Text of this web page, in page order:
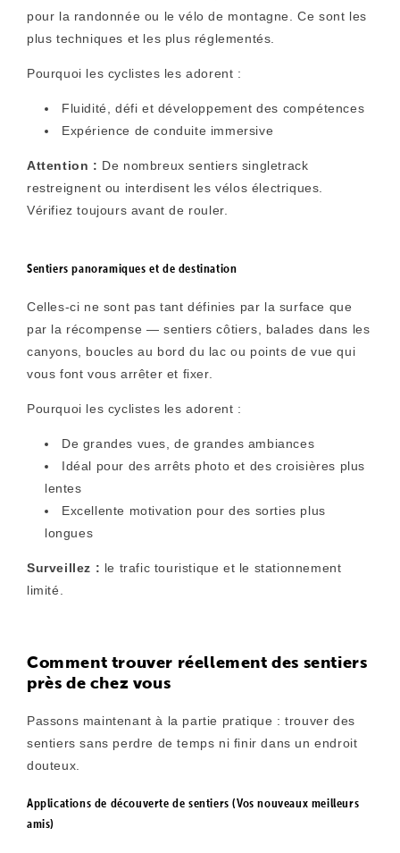
pour la randonnée ou le vélo de montagne. Ce sont les
plus techniques et les plus réglementés.
Pourquoi les cyclistes les adorent :
Fluidité, défi et développement des compétences
Expérience de conduite immersive
Attention : De nombreux sentiers singletrack
restreignent ou interdisent les vélos électriques.
Vérifiez toujours avant de rouler.
Sentiers panoramiques et de destination
Celles-ci ne sont pas tant définies par la surface que
par la récompense — sentiers côtiers, balades dans les
canyons, boucles au bord du lac ou points de vue qui
vous font vous arrêter et fixer.
Pourquoi les cyclistes les adorent :
De grandes vues, de grandes ambiances
Idéal pour des arrêts photo et des croisières plus
lentes
Excellente motivation pour des sorties plus
longues
Surveillez : le trafic touristique et le stationnement
limité.
Comment trouver réellement des sentiers
près de chez vous
Passons maintenant à la partie pratique : trouver des
sentiers sans perdre de temps ni finir dans un endroit
douteux.
Applications de découverte de sentiers (Vos nouveaux meilleurs
amis)